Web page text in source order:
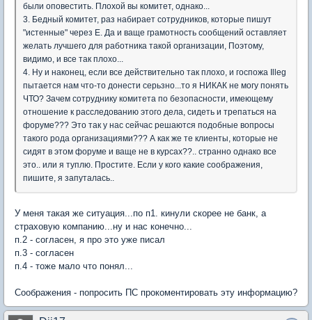
были оповестить. Плохой вы комитет, однако...
3. Бедный комитет, раз набирает сотрудников, которые пишут
"истенные" через Е. Да и ваще грамотность сообщений оставляет
желать лучшего для работника такой организации, Поэтому,
видимо, и все так плохо...
4. Ну и наконец, если все действительно так плохо, и госпожа Illeg
пытается нам что-то донести серьзно...то я НИКАК не могу понять
ЧТО? Зачем сотруднику комитета по безопасности, имеющему
отношение к расследованию этого дела, сидеть и трепаться на
форуме??? Это так у нас сейчас решаются подобные вопросы
такого рода организациями??? А как же те клиенты, которые не
сидят в этом форуме и ваще не в курсах??.. странно однако все
это.. или я туплю. Простите. Если у кого какие соображения,
пишите, я запуталась..
У меня такая же ситуация...по п1. кинули скорее не банк, а
страховую компанию...ну и нас конечно...
п.2 - согласен, я про это уже писал
п.3 - согласен
п.4 - тоже мало что понял...
Соображения - попросить ПС прокоментировать эту информацию?